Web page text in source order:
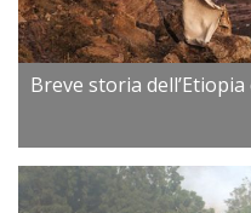
Breve storia dell’Etiopia